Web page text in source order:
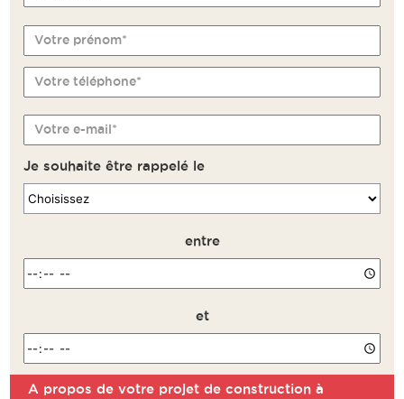
Votre prénom*
Votre téléphone*
Votre e-mail*
Je souhaite être rappelé le
entre
et
Remarque
A propos de votre projet de construction à